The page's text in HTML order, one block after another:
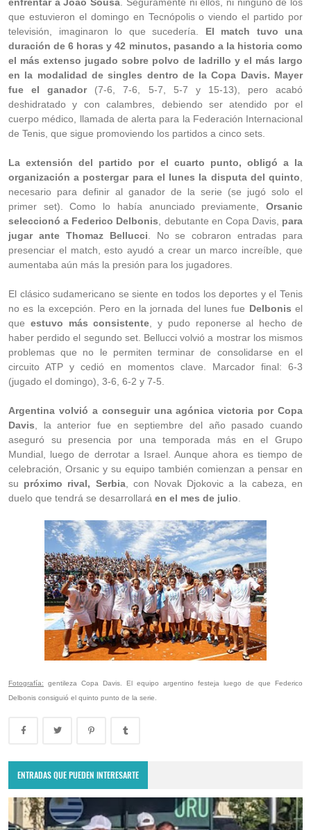
que estuvieron el domingo en Tecnópolis o viendo el partido por
televisión, imaginaron lo que sucedería. El match tuvo una
duración de 6 horas y 42 minutos, pasando a la historia como
el más extenso jugado sobre polvo de ladrillo y el más largo
en la modalidad de singles dentro de la Copa Davis. Mayer
fue el ganador(7-6, 7-6, 5-7, 5-7 y 15-13), pero acabó
deshidratado y con calambres, debiendo ser atendido por el
cuerpo médico, llamada de alerta para la Federación Internacional
de Tenis, que sigue promoviendo los partidos a cinco sets.
La extensión del partido por el cuarto punto, obligó a la
organización a postergar para el lunes la disputa del quinto
necesario para definir al ganador de la serie (se jugó solo el
primer set). Como lo había anunciado previamente, Orsanic
seleccionó a Federico Delbonis , debutante en Copa Davis, para
jugar ante Thomaz Bellucci . No se cobraron entradas para
presenciar el match, esto ayudó a crear un marco increíble, que
aumentaba aún más la presión para los jugadores.
El clásico sudamericano se siente en todos los deportes y el Tenis
no es la excepción. Pero en la jornada del lunes fue Delbonis el
que estuvo más consistente , y pudo reponerse al hecho de
haber perdido el segundo set. Bellucci volvió a mostrar los mismos
problemas que no le permiten terminar de consolidarse en el
circuito ATP y cedió en momentos clave. Marcador final: 6-3
(jugado el domingo), 3-6, 6-2 y 7-5.
Argentina volvió a conseguir una agónica victoria por Copa
Davis , la anterior fue en septiembre del año pasado cuando
aseguró su presencia por una temporada más en el Grupo
Mundial, luego de derrotar a Israel. Aunque ahora es tiempo de
celebración, Orsanic y su equipo también comienzan a pensar en
su próximo rival, Serbia, con Novak Djokovic a la cabeza, en
duelo que tendrá se desarrollará en el mes de julio
Fotografía: gentileza Copa Davis. El equipo argentino festeja luego de que Federico
Delbonis consiguió el quinto punto de la serie.
ENTRADAS QUE PUEDEN INTERESARTE